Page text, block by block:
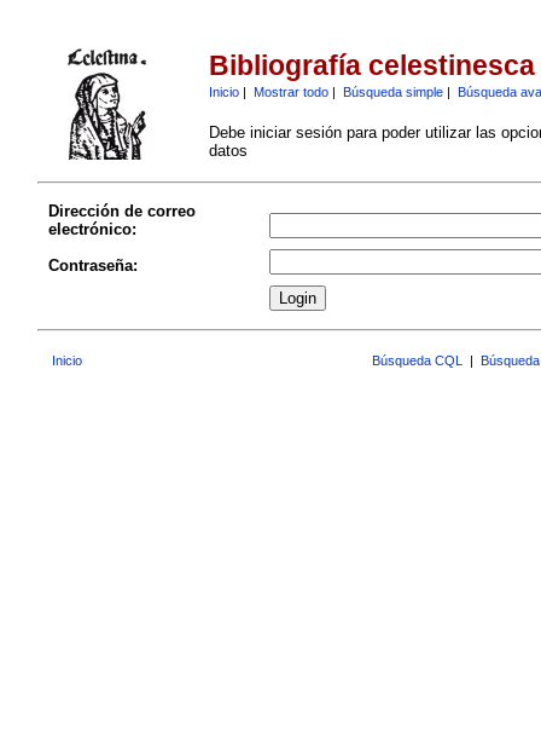
Bibliografía celestinesca
Inicio| Mostrar todo| Búsqueda simple| Búsqueda
Debe iniciar sesión para poder utilizar las
datos
Dirección de correo
electrónico:
Contraseña:
Inicio Búsqueda CQL |